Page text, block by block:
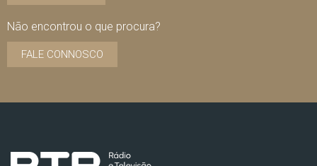
Não encontrou o que procura?
FALE CONNOSCO